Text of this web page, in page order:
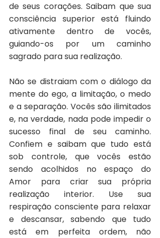
de seus corações. Saibam que sua
consciência superior está fluindo
ativamente dentro de vocês,
guiando-os por um caminho
sagrado para sua realização.
Não se distraiam com o diálogo da
mente do ego, a limitação, o medo
e a separação. Vocês são ilimitados
e, na verdade, nada pode impedir o
sucesso final de seu caminho.
Confiem e saibam que tudo está
sob controle, que vocês estão
sendo acolhidos no espaço do
Amor para criar sua própria
realização interior. Use sua
respiração consciente para relaxar
e descansar, sabendo que tudo
está em perfeita ordem, não